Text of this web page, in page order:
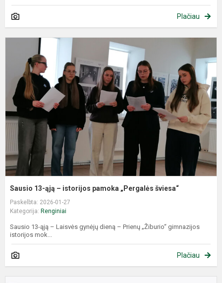
Plačiau
Sausio 13-ąją – istorijos pamoka „Pergalės šviesa“
Paskelbta: 2026-01-27
Kategorija: Renginiai
Sausio 13-ąją – Laisvės gynėjų dieną – Prienų „Žiburio“ gimnazijos
istorijos mok...
Plačiau